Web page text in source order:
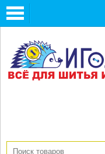
Toggle
navigation